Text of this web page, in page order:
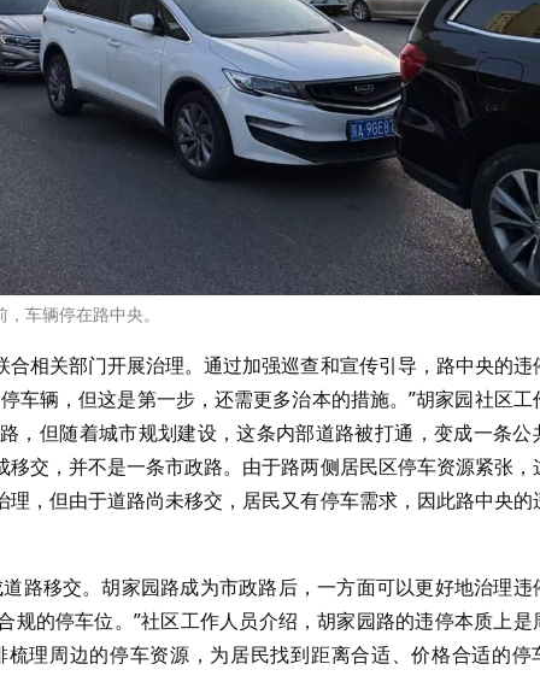
，车辆停在路中央。
相关部门开展治理。通过加强巡查和宣传引导，路中央的违
车辆，但这是第一步，还需更多治本的措施。”胡家园社区工
，但随着城市规划建设，这条内部道路被打通，变成一条公
交，并不是一条市政路。由于路两侧居民区停车资源紧张，
，但由于道路尚未移交，居民又有停车需求，因此路中央的
路移交。胡家园路成为市政路后，一方面可以更好地治理违
的停车位。”社区工作人员介绍，胡家园路的违停本质上是
理周边的停车资源，为居民找到距离合适、价格合适的停